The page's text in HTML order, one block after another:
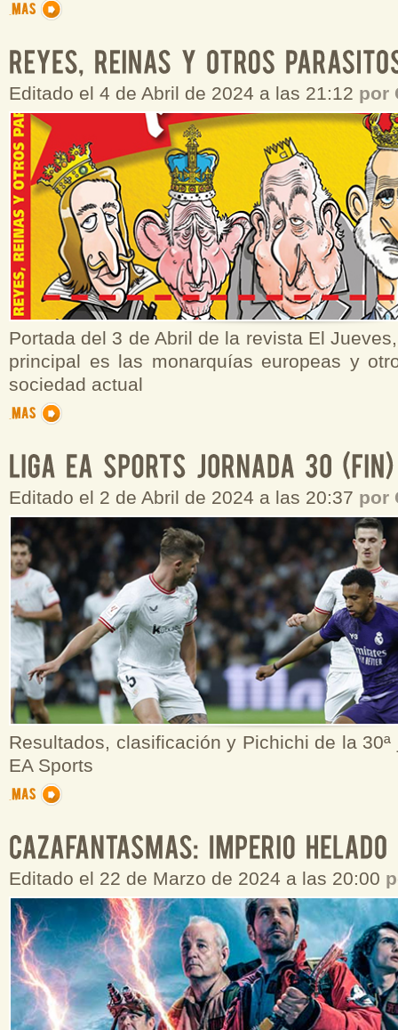
Editado el 4 de Abril de 2024 a las 21:12 por
Portada del 3 de Abril de la revista El
principal es las monarquías europeas y
sociedad actual
Editado el 2 de Abril de 2024 a las 20:37 por
Resultados, clasificación y Pichichi de la
EA Sports
Editado el 22 de Marzo de 2024 a las 20:00